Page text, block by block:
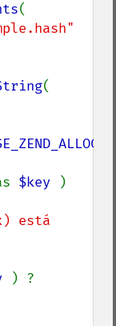
(
$key
)
está